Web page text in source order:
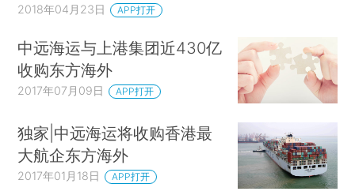
2018年04月23日 APP打开
中远海运与上港集团近430亿
收购东方海外
2017年07月09日 APP打开
独家|中远海运将收购香港最
大航企东方海外
2017年01月18日 APP打开